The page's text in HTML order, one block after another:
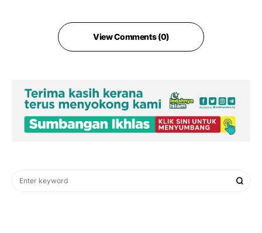
View Comments (0)